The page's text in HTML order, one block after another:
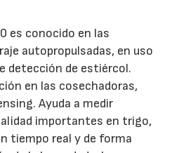
es conocido en las
autopropulsadas, en uso
detección de estiércol.
en las cosechadoras,
Ayuda a medir
importantes en trigo,
tiempo real y de forma